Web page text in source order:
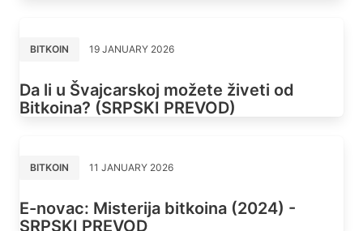
BITKOIN 19 JANUARY 2026
Da li u Švajcarskoj možete živeti od
Bitkoina? (SRPSKI PREVOD)
BITKOIN 11 JANUARY 2026
E-novac: Misterija bitkoina (2024) -
SRPSKI PREVOD